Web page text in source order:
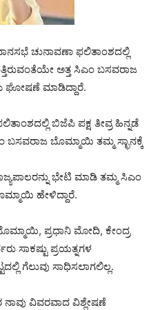
ಚುನಾವಣಾ ಫಲಿತಾಂಶದಲ್ಲಿ
ಅತ್ತ ಸಿಎಂ ಬಸವರಾಜ
ಘೋಷಣೆ ಮಾಡಿದ್ದಾರೆ.
ಬಿಜೆಪಿ ಪಕ್ಷ ತೀವ್ರ ಹಿನ್ನಡೆ
ಬಸವರಾಜ ಬೊಮ್ಮಾಯಿ ತಮ್ಮ ಸ್ಛಾನಕ್ಕೆ
ಭೇಟಿ ಮಾಡಿ ತಮ್ಮ ಸಿಎಂ
ಹೇಳಿದ್ದಾರೆ.
ಪ್ರಧಾನಿ ಮೋದಿ, ಕೇಂದ್ರ
ಸಾಕಷ್ಟು ಪ್ರಯತ್ನಗಳ
ಗೆಲುವು ಸಾಧಿಸಲಾಗಲಿಲ್ಲ.
ವಿವರವಾದ ವಿಶ್ಲೇಷಣೆ